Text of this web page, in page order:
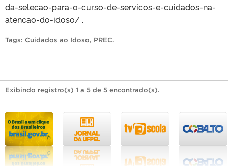
da-selecao-para-o-curso-de-servicos-e-cuidados-na-
atencao-do-idoso/ .
Tags: Cuidados ao Idoso, PREC.
Exibindo registro(s) 1 a 5 de 5 encontrado(s).